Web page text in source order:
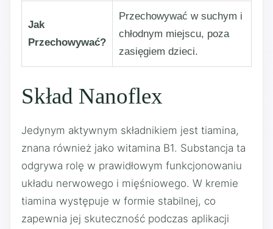
Jak
Przechowywać?
Przechowywać w suchym i
chłodnym miejscu, poza
zasięgiem dzieci.
Skład Nanoflex
Jedynym aktywnym składnikiem jest tiamina,
znana również jako witamina B1. Substancja ta
odgrywa rolę w prawidłowym funkcjonowaniu
układu nerwowego i mięśniowego. W kremie
tiamina występuje w formie stabilnej, co
zapewnia jej skuteczność podczas aplikacji